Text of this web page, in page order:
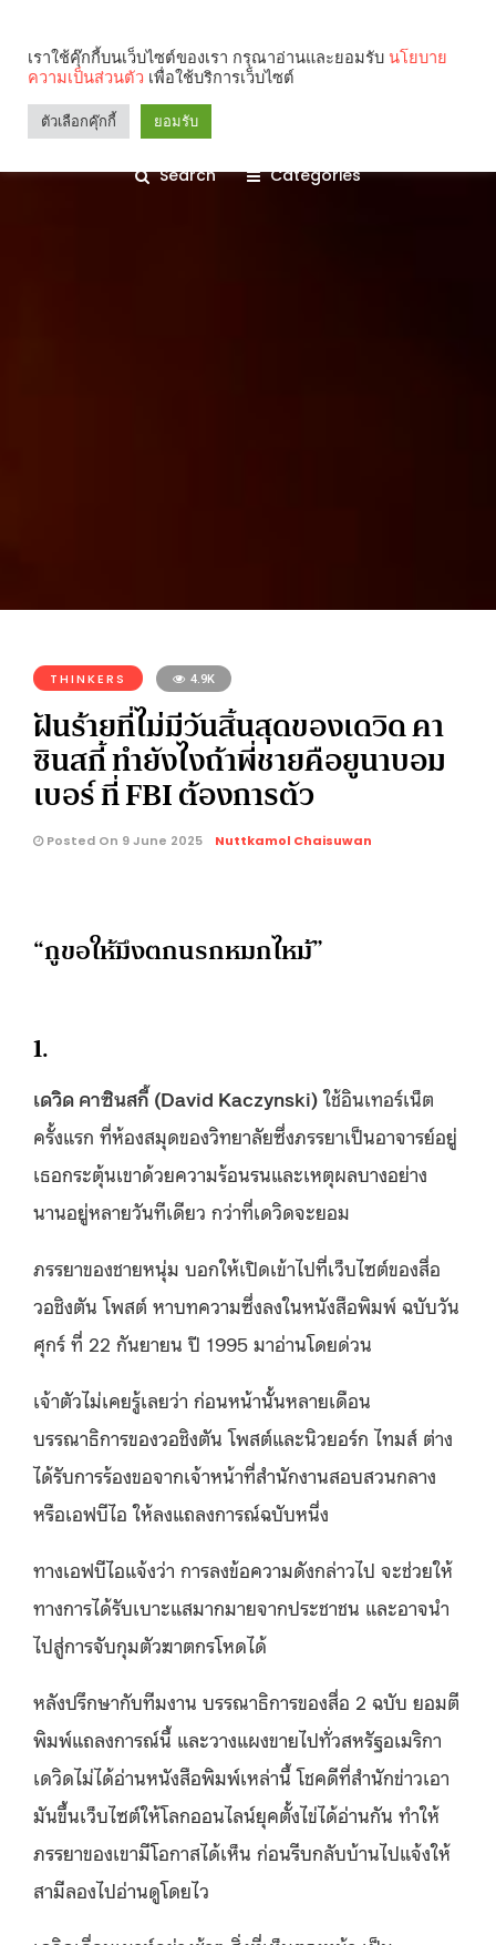
Search Categories
THINKERS 4.9K
ฝันร้ายที่ไม่มีวันสิ้นสุดของเดวิด คา
ซินสกี้ ทำยังไงถ้าพี่ชายคือยูนาบอม
เบอร์ ที่ FBI ต้องการตัว
Posted On 9 June 2025 Nuttkamol Chaisuwan
“กูขอให้มึงตกนรกหมกไหม้”
1.
เดวิด คาซินสกี้ (David Kaczynski)ใช้อินเทอร์เน็ต
ครั้งแรก ที่ห้องสมุดของวิทยาลัยซึ่งภรรยาเป็นอาจารย์อยู่
เธอกระตุ้นเขาด้วยความร้อนรนและเหตุผลบางอย่าง
นานอยู่หลายวันทีเดียว กว่าที่เดวิดจะยอม
ภรรยาของชายหนุ่ม บอกให้เปิดเข้าไปที่เว็บไซต์ของสื่อ
วอชิงตัน โพสต์ หาบทความซึ่งลงในหนังสือพิมพ์ ฉบับวัน
ศุกร์ ที่ 22 กันยายน ปี 1995 มาอ่านโดยด่วน
เจ้าตัวไม่เคยรู้เลยว่า ก่อนหน้านั้นหลายเดือน
บรรณาธิการของวอชิงตัน โพสต์และนิวยอร์ก ไทมส์ ต่าง
ได้รับการร้องขอจากเจ้าหน้าที่สำนักงานสอบสวนกลาง
หรือเอฟบีไอ ให้ลงแถลงการณ์ฉบับหนึ่ง
ทางเอฟบีไอแจ้งว่า การลงข้อความดังกล่าวไป จะช่วยให้
ทางการได้รับเบาะแสมากมายจากประชาชน และอาจนำ
ไปสู่การจับกุมตัวฆาตกรโหดได้
หลังปรึกษากับทีมงาน บรรณาธิการของสื่อ 2 ฉบับ ยอมตี
พิมพ์แถลงการณ์นี้ และวางแผงขายไปทั่วสหรัฐอเมริกา
เดวิดไม่ได้อ่านหนังสือพิมพ์เหล่านี้ โชคดีที่สำนักข่าวเอา
มันขึ้นเว็บไซต์ให้โลกออนไลน์ยุคตั้งไข่ได้อ่านกัน ทำให้
ภรรยาของเขามีโอกาสได้เห็น ก่อนรีบกลับบ้านไปแจ้งให้
สามีลองไปอ่านดูโดยไว
เราใช้คุ๊กกี้บนเว็บไซต์ของเรา กรุณาอ่านและยอมรับ นโยบาย
ความเป็นส่วนตัว เพื่อใช้บริการเว็บไซต์
ตัวเลือกคุ๊กกี้ ยอมรับ